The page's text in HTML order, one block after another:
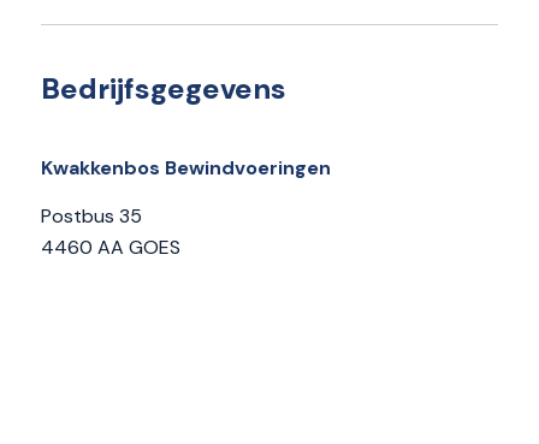
Bedrijfsgegevens
Kwakkenbos Bewindvoeringen
Postbus 35
4460 AA GOES